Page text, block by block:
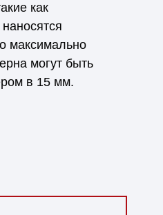
как
максимально
могут быть
в 15 мм.